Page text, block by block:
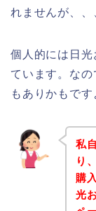
れませんが、、
個人的には日光
ています。な
もありかもです
私
り
購
光